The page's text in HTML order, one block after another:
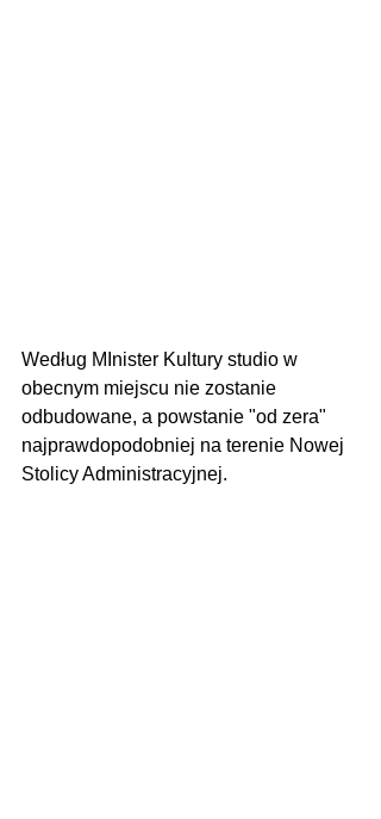
Według MInister Kultury studio w
obecnym miejscu nie zostanie
odbudowane, a powstanie "od zera"
najprawdopodobniej na terenie Nowej
Stolicy Administracyjnej.